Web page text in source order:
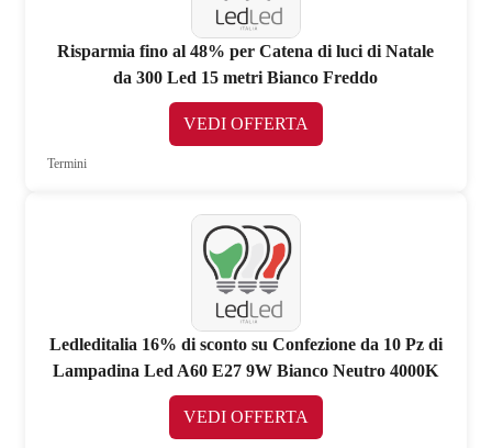
Risparmia fino al 48% per Catena di luci di Natale
da 300 Led 15 metri Bianco Freddo
VEDI OFFERTA
Termini
Ledleditalia 16% di sconto su Confezione da 10 Pz di
Lampadina Led A60 E27 9W Bianco Neutro 4000K
VEDI OFFERTA